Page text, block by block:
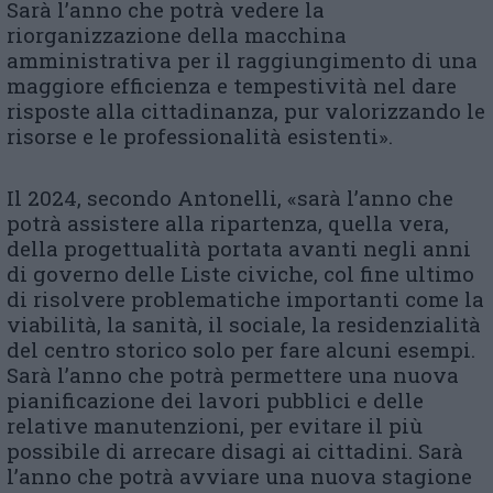
Sarà l’anno che potrà vedere la
riorganizzazione della macchina
amministrativa per il raggiungimento di una
maggiore efficienza e tempestività nel dare
risposte alla cittadinanza, pur valorizzando le
risorse e le professionalità esistenti».
Il 2024, secondo Antonelli, «sarà l’anno che
potrà assistere alla ripartenza, quella vera,
della progettualità portata avanti negli anni
di governo delle Liste civiche, col fine ultimo
di risolvere problematiche importanti come la
viabilità, la sanità, il sociale, la residenzialità
del centro storico solo per fare alcuni esempi.
Sarà l’anno che potrà permettere una nuova
pianificazione dei lavori pubblici e delle
relative manutenzioni, per evitare il più
possibile di arrecare disagi ai cittadini. Sarà
l’anno che potrà avviare una nuova stagione